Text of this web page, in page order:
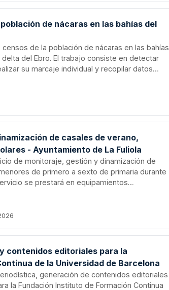
de nácaras en las bahías del
de la población de nácaras en las bahías
del Ebro. El trabajo consiste en detectar
su marcaje individual y recopilar datos
de Forestal Catalana es el órgano de
de investigación y conservación de fauna
de casales de verano,
- Ayuntamiento de La Fuliola
de monitoraje, gestión y dinamización de
de primero a sexto de primaria durante
se prestará en equipamientos
lúdicas, talleres y actividades físicas fuera del
procedimiento abierto simplificado
contenidos editoriales para la
de la Universidad de Barcelona
generación de contenidos editoriales
la Fundación Instituto de Formación Continua